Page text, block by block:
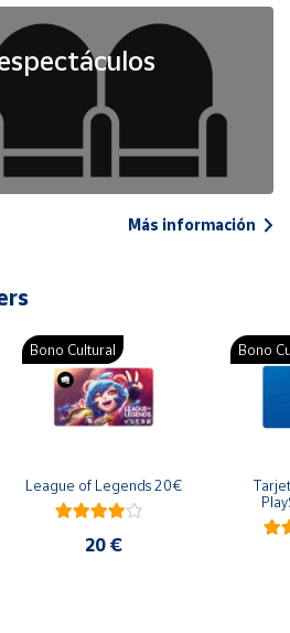
Más información
Bono Cultural
League of Legends 20€
20 €
Bono